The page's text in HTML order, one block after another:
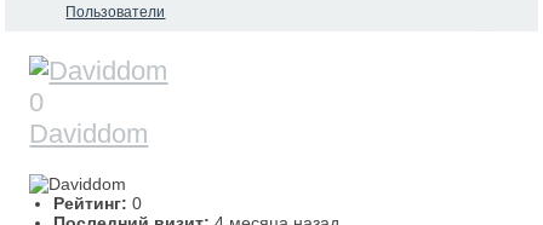
Пользователи
0
Daviddom
Рейтинг: 0